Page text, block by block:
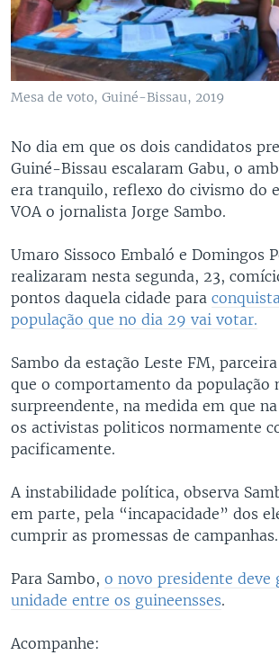
Mesa de voto, Guiné-Bissau, 2019
No dia em que os dois candidatos
Guiné-Bissau escalaram Gabu, o
era tranquilo, reflexo do civismo do
VOA o jornalista Jorge Sambo.
Umaro Sissoco Embaló e Domingos
realizaram nesta segunda, 23,
pontos daquela cidade para
população que no dia 29 vai votar.
Sambo da estação Leste FM,
que o comportamento da população
surpreendente, na medida em que
os activistas politicos normamente
pacificamente.
A instabilidade política, observa
em parte, pela “incapacidade” dos
cumprir as promessas de campanhas.
Para Sambo, o novo presidente deve
unidade entre os guineensses.
Acompanhe: